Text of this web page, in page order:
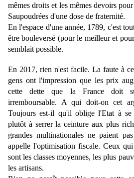
mêmes droits et les mêmes devoirs
Saupoudrées d'une dose de fraternité.
En l'espace d'une année, 1789, c'est
être bouleversé (pour le meilleur et
semblait possible.
En 2017, rien n'est facile. La faute à
gens ont l'impression que les prix
cette dette que la France doit
irremboursable. A qui doit-on cet
Toujours est-il qu'il oblige l'Etat à se
plutôt à serrer la ceinture aux plus
grandes multinationales ne paient
appelle l'optimisation fiscale. Ceux
sont les classes moyennes, les plus
les artisans.